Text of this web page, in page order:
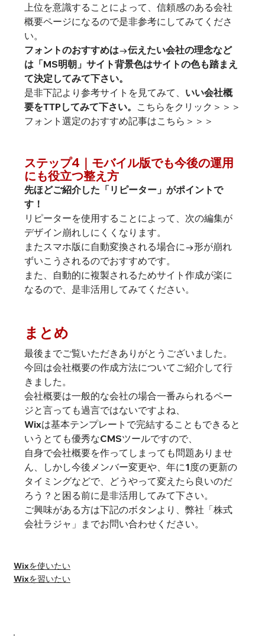
上位を意識することによって、信頼感のある会社
概要ページになるので是非参考にしてみてくださ
い。
フォントのおすすめは→伝えたい会社の理念など
は「MS明朝」サイト背景色はサイトの色も踏まえ
て決定してみて下さい。
是非下記より参考サイトを見てみて、 いい会社概
要をTTPしてみて下さい。 こちらをクリック＞＞＞
フォント選定のおすすめ記事はこちら＞＞＞
ステップ4｜モバイル版でも今後の運用
にも役立つ整え方
先ほどご紹介した「リピーター」がポイントで
す！
リピーターを使用することによって、次の編集が
デザイン崩れしにくくなります。
またスマホ版に自動変換される場合に→形が崩れ
ずいこうされるのでおすすめです。
また、自動的に複製されるためサイト作成が楽に
なるので、是非活用してみてください。
まとめ
最後までご覧いただきありがとうございました。
今回は会社概要の作成方法についてご紹介して行
きました。
会社概要は一般的な会社の場合一番みられるペー
ジと言っても過言ではないですよね、
Wixは基本テンプレートで完結することもできると
いうとても優秀なCMSツールですので、
自身で会社概要を作ってしまっても問題ありませ
ん、しかし今後メンバー変更や、年に1度の更新の
タイミングなどで、どうやって変えたら良いのだ
ろう？と困る前に是非活用してみて下さい。
ご興味がある方は下記のボタンより、弊社「株式
会社ラジャ」までお問い合わせください。
Wixを使いたい
Wixを習いたい